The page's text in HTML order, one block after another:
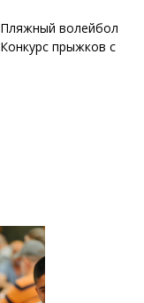
Пляжный волейбол
Конкурс прыжков с